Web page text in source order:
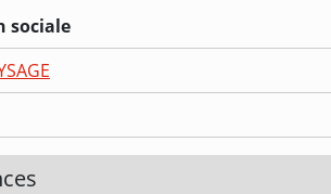
sociale